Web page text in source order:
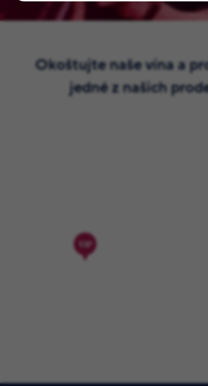
Okoštujte naše vína a
jedné z našich